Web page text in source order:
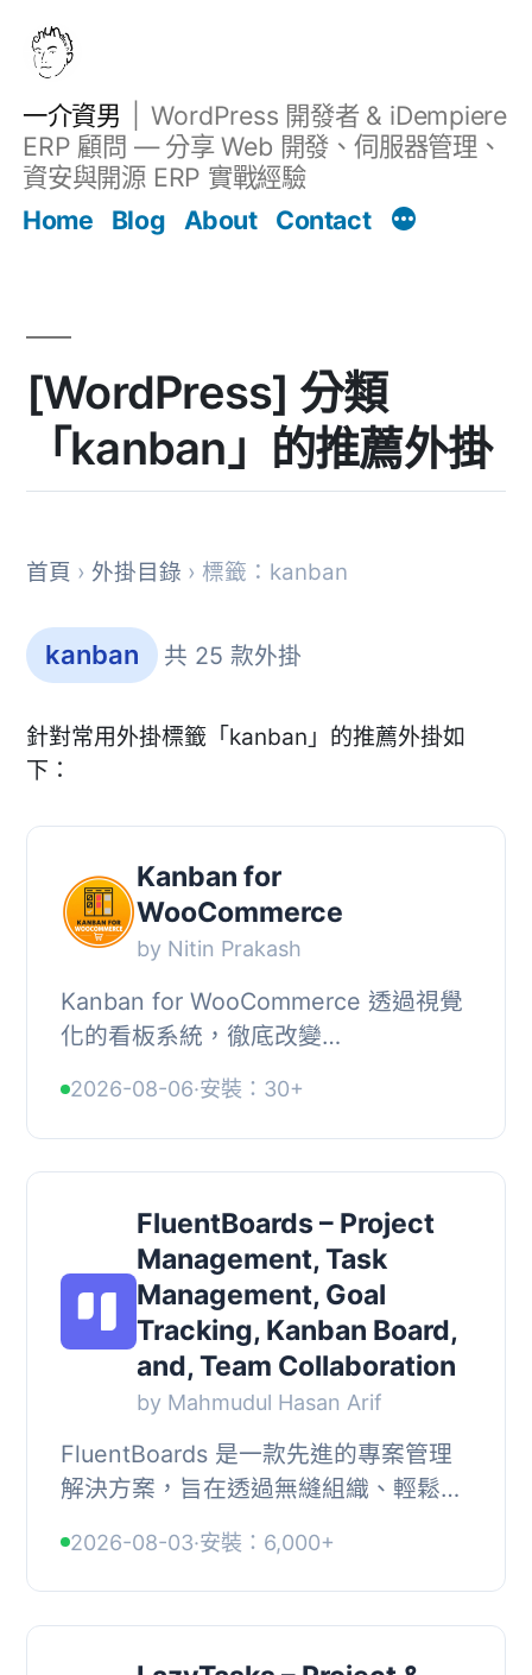
一介資男
WordPress 開發者 & iDempiere
ERP 顧問 — 分享 Web 開發、伺服器管理、
資安與開源 ERP 實戰經驗
Home
Blog About Contact
[WordPress] 分類
「kanban」的推薦外掛
首頁 › 外掛目錄 › 標籤：kanban
kanban 共 25 款外掛
針對常用外掛標籤「kanban」的推薦外掛如
下：
Kanban for
WooCommerce
by Nitin Prakash
Kanban for WooCommerce 透過視覺
化的看板系統，徹底改變
用者可以根據訂單狀態將訂單組織在看
板上，輕鬆追蹤進度、識別瓶頸...
2026-08-06·安裝：30+
FluentBoards – Project
Management, Task
Management, Goal
Tracking, Kanban Board,
and, Team Collaboration
by Mahmudul Hasan Arif
FluentBoards 是一款先進的專案管理
解決方案，旨在透過無縫組織、輕鬆溝
程，讓您更輕鬆地達成目標。, , 【主要
功能】 , • ...
2026-08-03·安裝：6,000+
文章